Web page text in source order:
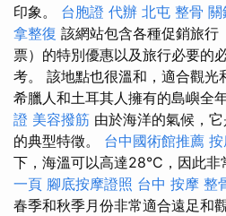
印象。 台胞證 代辦 北屯 整骨 關
拿整復 該網站包含各種促銷旅行
票）的特別優惠以及旅行必要的
考。 該地點也很溫和，適合觀光
希臘人和土耳其人擁有的島嶼全
證 美容撥筋 由於海洋的氣候，
的典型特徵。 台中國術館推薦
下，海溫可以高達28°C，因此非
一頁 腳底按摩證照 台中 按摩 整
春季和秋季月份非常適合遠足和